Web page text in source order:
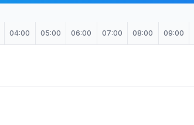
04:00 05:00 06:00 07:00 08:00 09:00